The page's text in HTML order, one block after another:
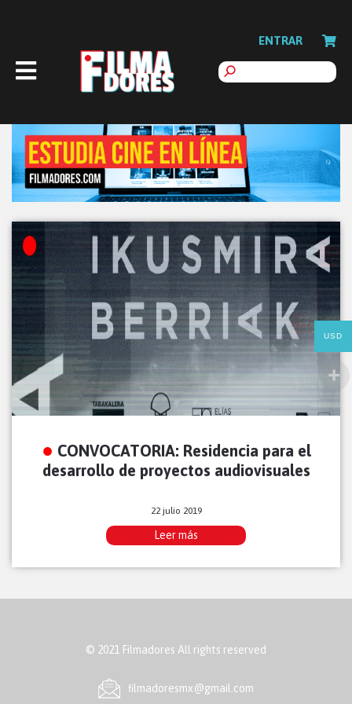
ENTRAR
CONVOCATORIA: Residencia para el
desarrollo de proyectos audiovisuales
22 julio 2019
Leer más
© 2021 Filmadores All rights reserved
ﬁlmadoresmx@gmail.com
USD